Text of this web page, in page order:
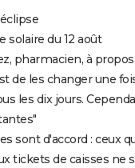
solaire du 12 août
pharmacien, à
de les changer une
les dix jours.
sont d'accord : ceux
tickets de caisses ne